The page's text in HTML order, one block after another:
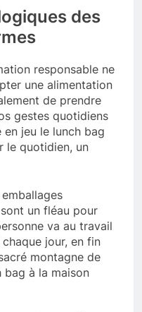
des
responsable ne
une alimentation
de prendre
gestes quotidiens
en jeu le lunch bag
le quotidien, un
un fléau pour
va au travail
jour, en fin
montagne de
bag à la maison